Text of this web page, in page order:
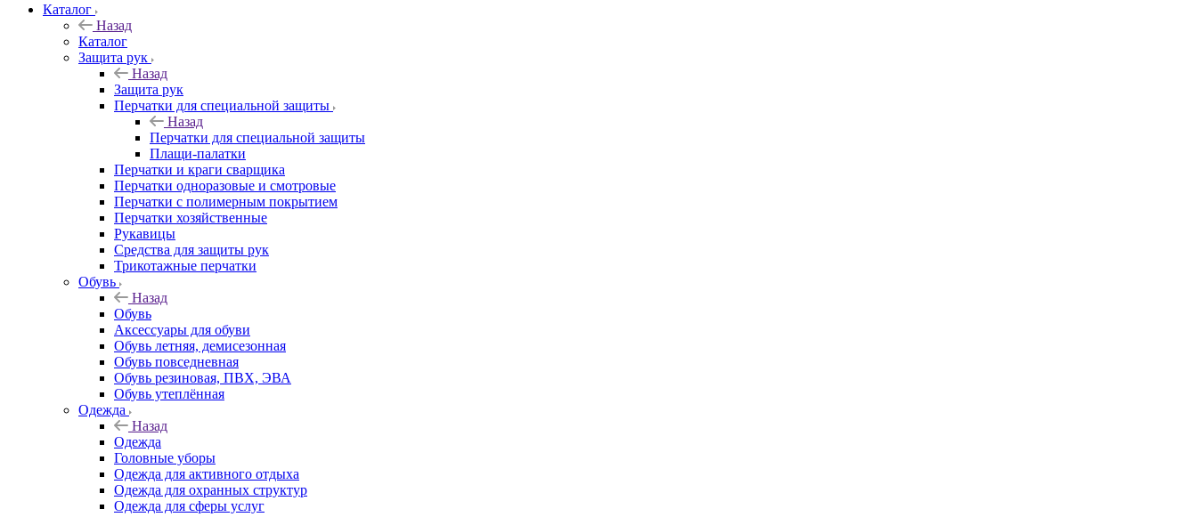
Каталог
Назад
Каталог
Защита рук
Назад
Защита рук
Перчатки для специальной защиты
Назад
Перчатки для специальной защиты
Плащи-палатки
Перчатки и краги сварщика
Перчатки одноразовые и смотровые
Перчатки с полимерным покрытием
Перчатки хозяйственные
Рукавицы
Средства для защиты рук
Трикотажные перчатки
Обувь
Назад
Обувь
Аксессуары для обуви
Обувь летняя, демисезонная
Обувь повседневная
Обувь резиновая, ПВХ, ЭВА
Обувь утеплённая
Одежда
Назад
Одежда
Головные уборы
Одежда для активного отдыха
Одежда для охранных структур
Одежда для сферы услуг